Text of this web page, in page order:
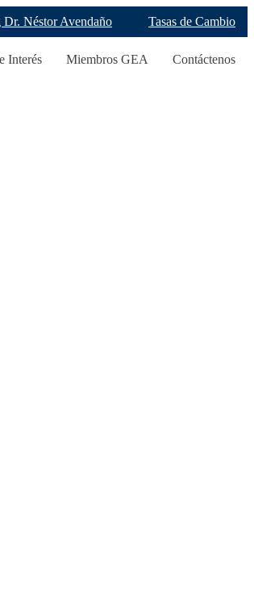
Néstor Avendaño Tasas de Cambio
Interés Miembros GEA Contáctenos